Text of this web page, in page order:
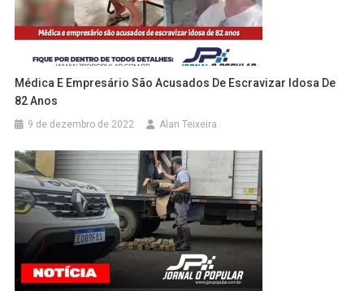
Médica E Empresário São Acusados De Escravizar Idosa De
82 Anos
9 de dezembro de 2022 Alan Teixeira